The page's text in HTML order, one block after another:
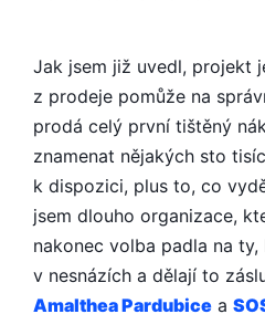
Jak jsem již uvedl, projekt
z prodeje pomůže na
prodá celý první tištěný
znamenat nějakých sto
k dispozici, plus to, co
jsem dlouho organizace,
nakonec volba padla na
v nesnázích a dělají to
Amalthea Pardubice a